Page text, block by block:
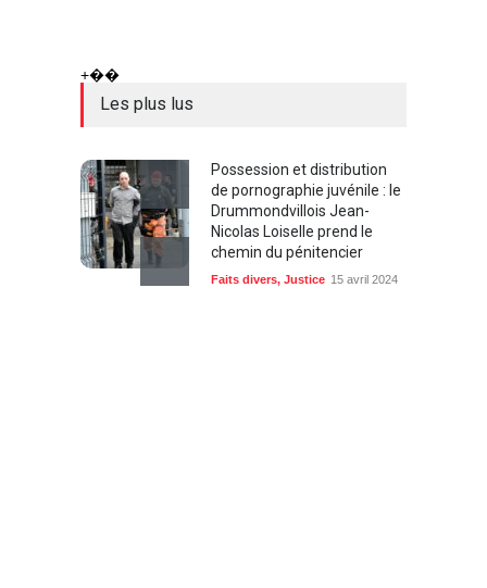
+��
Les plus lus
Possession et distribution
de pornographie juvénile : le
Drummondvillois Jean-
Nicolas Loiselle prend le
chemin du pénitencier
Faits divers, Justice 15 avril 2024